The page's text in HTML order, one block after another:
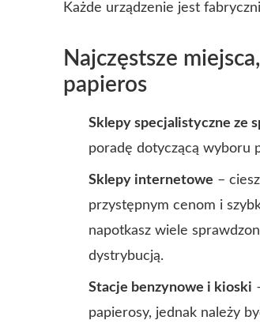
Każde urządzenie jest
Najczęstsze
papieros
Sklepy specjalistyczne ze
poradę dotyczącą wyboru
Sklepy internetowe –
przystępnym cenom i
napotkasz wiele
dystrybucją.
Stacje benzynowe i kioski
papierosy, jednak należy